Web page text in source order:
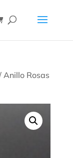
Anillo Rosas